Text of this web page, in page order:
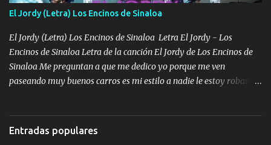
llega para reunirme contigo, tu iluminas mi sendero por siempre
serás mi niño, del amor que yo te tengo es co...
El Jordy (Letra) Los Encinos de Sinaloa
El Jordy (Letra) Los Encinos de Sinaloa Letra El Jordy - Los
Encinos de Sinaloa Letra de la canción El Jordy de Los Encinos de
Sinaloa Me preguntan a que me dedico yo porque me ven
paseando muy buenos carros es mi estilo a nadie le estoy robando
miraban trabajando la escuela dejé el dinero estaba escaso Mi
familia que nunca les falte nada es la gran razón que a diario me
Entradas populares